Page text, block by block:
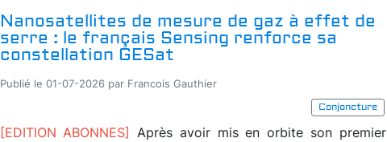
Nanosatellites de mesure de gaz à effet de
serre : le français Sensing renforce sa
constellation GESat
Publié le 01-07-2026 par Francois Gauthier
Conjoncture
[EDITION ABONNES] Après avoir mis en orbite son premier